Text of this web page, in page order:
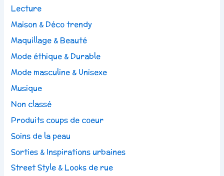
Lecture
Maison & Déco trendy
Maquillage & Beauté
Mode éthique & Durable
Mode masculine & Unisexe
Musique
Non classé
Produits coups de coeur
Soins de la peau
Sorties & Inspirations urbaines
Street Style & Looks de rue